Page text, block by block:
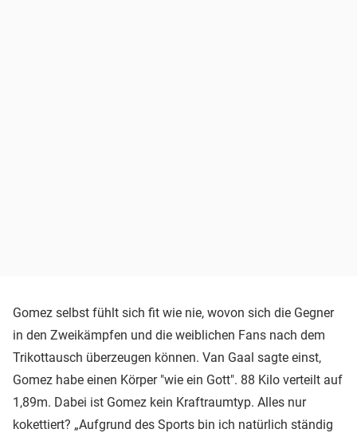
Gomez selbst fühlt sich fit wie nie, wovon sich die Gegner
in den Zweikämpfen und die weiblichen Fans nach dem
Trikottausch überzeugen können. Van Gaal sagte einst,
Gomez habe einen Körper "wie ein Gott". 88 Kilo verteilt auf
1,89m. Dabei ist Gomez kein Kraftraumtyp. Alles nur
kokettiert? „Aufgrund des Sports bin ich natürlich ständig